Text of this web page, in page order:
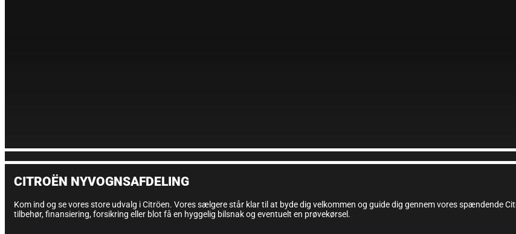
CITROËN NYVOGNSAFDELING
Kom ind og se vores store udvalg i Citröen. Vores sælgere står klar til at byde dig velkommen og guide dig gennem vores spændende
tilbehør, finansiering, forsikring eller blot få en hyggelig bilsnak og eventuelt en prøvekørsel.